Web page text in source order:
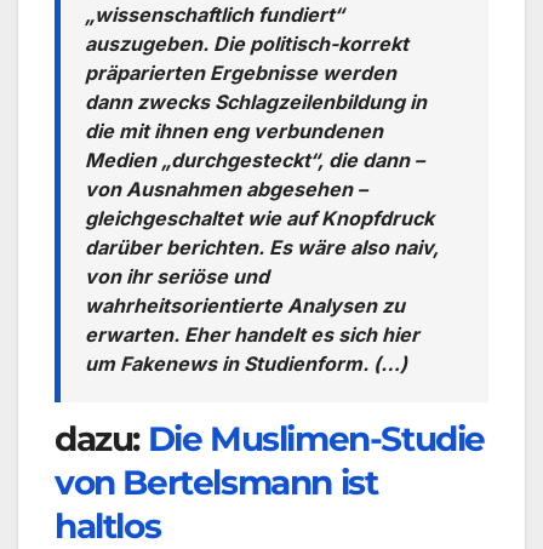
„wissenschaftlich fundiert“
auszugeben. Die politisch-korrekt
präparierten Ergebnisse werden
dann zwecks Schlagzeilenbildung in
die mit ihnen eng verbundenen
Medien „durchgesteckt“, die dann –
von Ausnahmen abgesehen –
gleichgeschaltet wie auf Knopfdruck
darüber berichten. Es wäre also naiv,
von ihr seriöse und
wahrheitsorientierte Analysen zu
erwarten. Eher handelt es sich hier
um Fakenews in Studienform. (…)
dazu: Die Muslimen-Studie
von Bertelsmann ist
haltlos